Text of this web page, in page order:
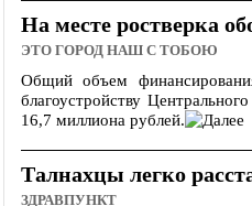
На месте ростверка
ЭТО ГОРОД НАШ С ТОБОЮ
Общий объем
благоустройству
16,7 миллиона рублей.
Талнахцы легко
ЗДРАВПУНКТ